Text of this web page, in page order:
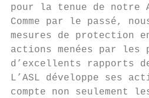
pour la tenue de notre
Comme par le passé,
mesures de protection
actions menées par
d’excellents rapports
L’ASL développe ses
compte non seulement